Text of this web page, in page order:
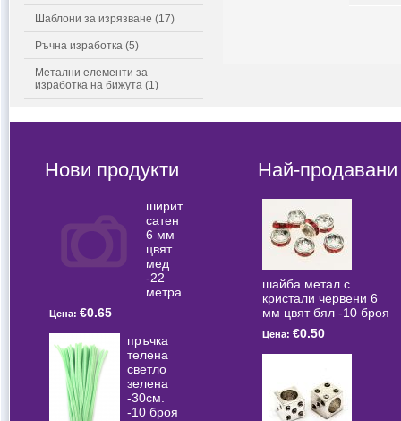
Шаблони за изрязване (17)
Ръчна изработка (5)
Метални елементи за
изработка на бижута (1)
Нови продукти
ширит
сатен
6 мм
цвят
мед
-22
метра
Цена: €0.65
пръчка
телена
светлo
зелена
-30см.
-10 броя
Най-продавани
шайба метал с
кристали червени 6
мм цвят бял -10 броя
Цена: €0.50